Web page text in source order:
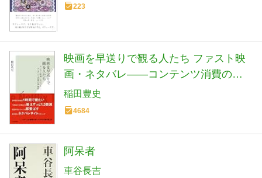
223
映画を早送りで観る人たち ファスト映
画・ネタバレ――コンテンツ消費の現
在形 (光文社新書)
稲田豊史
4684
阿呆者
車谷長吉